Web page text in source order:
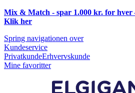
Mix & Match - spar 1.000 kr. for hver
Klik her
Spring navigationen over
Kundeservice
PrivatkundeErhvervskunde
Mine favoritter